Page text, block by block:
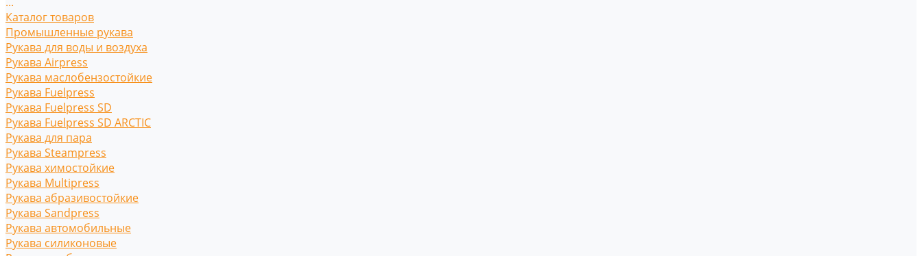
Каталог товаров
Промышленные рукава
Рукава для воды и воздуха
Рукава Airpress
Рукава маслобензостойкие
Рукава Fuelpress
Рукава Fuelpress SD
Рукава Fuelpress SD ARCTIC
Рукава для пара
Рукава Steampress
Рукава химостойкие
Рукава Multipress
Рукава абразивостойкие
Рукава Sandpress
Рукава автомобильные
Рукава силиконовые